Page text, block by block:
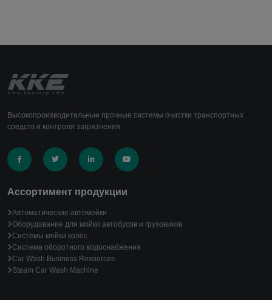
Высокопроизводительные прочные системы очистки транспортных
средств и контроля загрязнения.
Ассортимент продукции
Автоматические автомойки
Оборудование для мойки автобусов и грузовиков
Системы мойки колёс
Система оборотного водоснабжения
Car Wash Business Resources
Steam Car Wash Machine